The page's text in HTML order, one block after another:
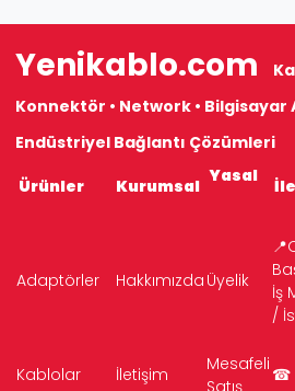
Yenikablo.com
Konnektör • Network • Bilgisayar
Endüstriyel Bağlantı Çözümleri
Ürünler
Kurumsal Yasal
Adaptörler Hakkımızda Üyelik
İş
/
Kablolar İletişim
Mesafeli ☎